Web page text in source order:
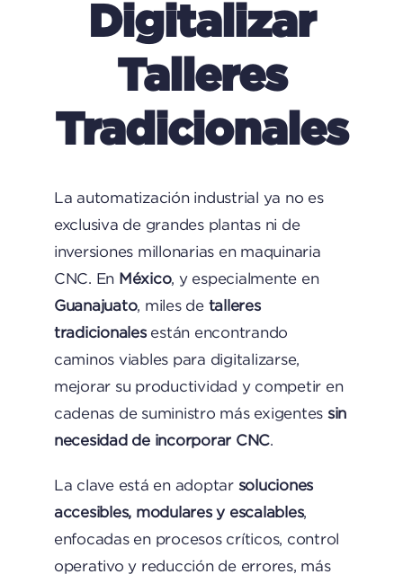
Digitalizar
Talleres
Tradicionales
La automatización industrial ya no es
exclusiva de grandes plantas ni de
inversiones millonarias en maquinaria
CNC. En México, y especialmente en
Guanajuato, miles de talleres
tradicionalesestán encontrando
caminos viables para digitalizarse,
mejorar su productividad y competir en
cadenas de suministro más exigentes sin
necesidad de incorporar CNC.
La clave está en adoptar soluciones
accesibles, modulares y escalables,
enfocadas en procesos críticos, control
operativo y reducción de errores, más